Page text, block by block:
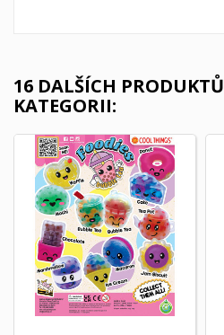
16 DALŠÍCH PRODUKTŮ
KATEGORII: